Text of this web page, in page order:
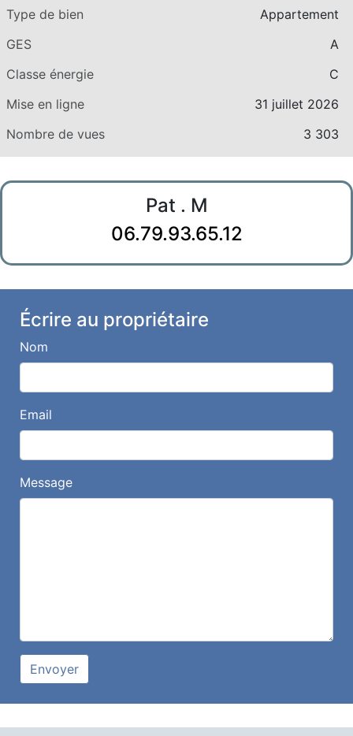
Type de bien
Appartement
GES
A
Classe énergie
C
Mise en ligne
31 juillet 2026
Nombre de vues
3 303
Pat . M
06.79.93.65.12
Écrire au propriétaire
Nom
Email
Message
Envoyer